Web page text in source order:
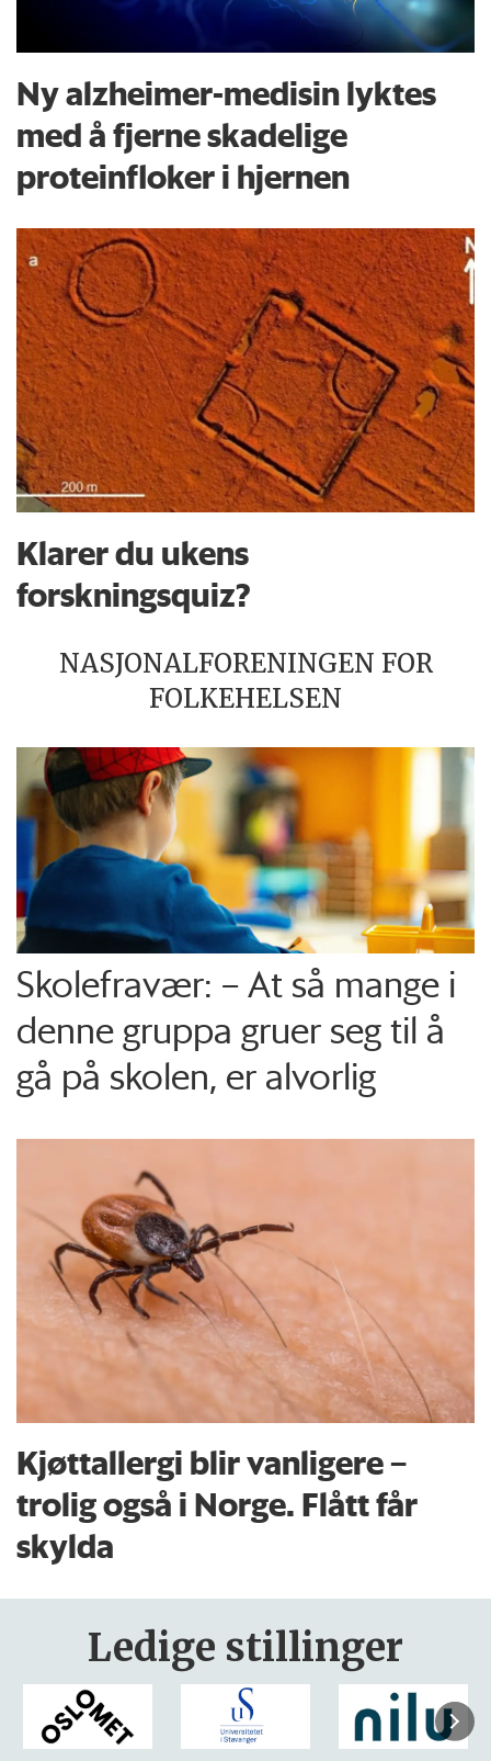
Ny alzheimer-medisin lyktes
med å fjerne skadelige
proteinfloker i hjernen
Klarer du ukens
forskningsquiz?
NASJONALFORENINGEN FOR
FOLKEHELSEN
Skolefravær: – At så mange i
denne gruppa gruer seg til å
gå på skolen, er alvorlig
Kjøttallergi blir vanligere –
trolig også i Norge. Flått får
skylda
Ledige stillinger